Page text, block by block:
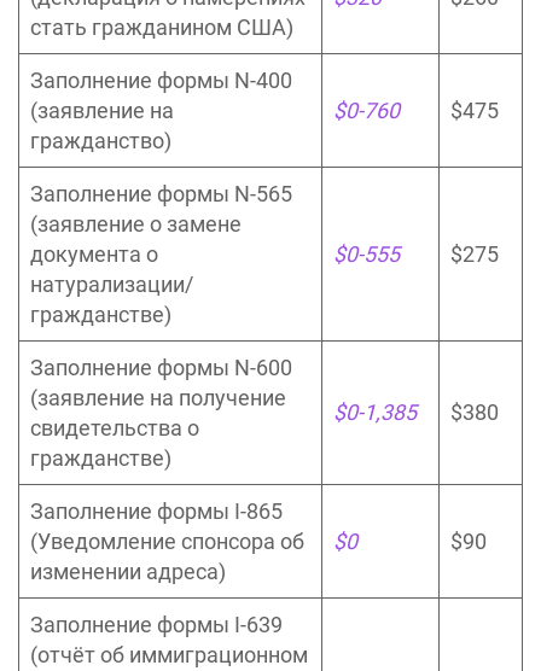
стать гражданином США)
Заполнение формы N-400
(заявление на
гражданство)
$0-760 $475
Заполнение формы N-565
(заявление о замене
документа о
натурализации/
гражданстве)
$0-555 $275
Заполнение формы N-600
(заявление на получение
свидетельства о
гражданстве)
$0-1,385 $380
Заполнение формы I-865
(Уведомление спонсора об
изменении адреса)
$0 $90
Заполнение формы I-639
(отчёт об иммиграционном